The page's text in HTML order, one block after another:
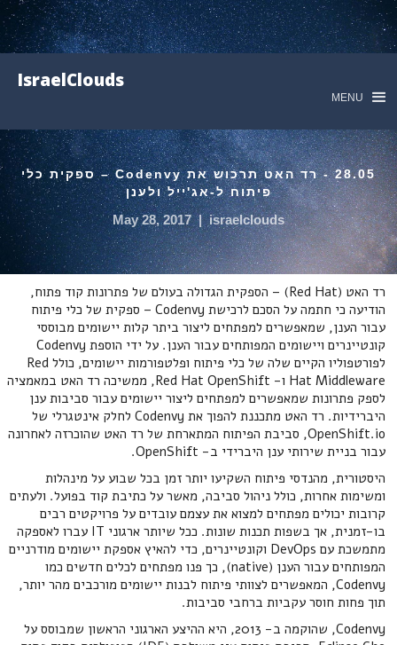
IsraelClouds
MENU
28.05 - רד האט תרכוש את Codenvy – ספקית כלי
פיתוח ל-אג'ייל ולענן
israelclouds
|
May 28, 2017
רד האט (Red Hat) – הספקית הגדולה בעולם של פתרונות קוד פתוח,
הודיעה כי חתמה על הסכם לרכישת Codenvy – ספקית של כלי פיתוח
עבור הענן, שמאפשרים למפתחים ליצור ביתר קלות יישומים מבוססי
קונטיינרים ויישומים המפותחים עבור הענן. על ידי הוספת Codenvy
לפורטפוליו הקיים שלה של כלי פיתוח ופלטפורמות יישומים, כולל Red
Hat Middleware ו- Red Hat OpenShift, ממשיכה רד האט במאמציה
לספק פתרונות שמאפשרים למפתחים ליצור יישומים עבור סביבות ענן
היברידיות. רד האט מתכננת להפוך את Codenvy לחלק אינטגרלי של
OpenShift.io, סביבת הפיתוח המתארחת של רד האט שהוכרזה לאחרונה
עבור בניית שירותי ענן היברידי ב- OpenShift.
היסטורית, מהנדסי פיתוח השקיעו יותר זמן בכל שבוע על מינהלות
ומשימות אחרות, כולל ניהול סביבה, מאשר על כתיבת קוד בפועל. ולעתים
קרובות יכולים מפתחים למצוא את עצמם עובדים על פרויקטים רבים
בו-זמנית, אך בשפות תכנות שונות. ככל שיותר ארגוני IT עברו לאספקה
מתמשכת עם DevOps וקונטיינרים, כדי להאיץ אספקת יישומים מודרניים
המפותחים עבור הענן (native), כך פנו מפתחים לכלים חדשים כמו
Codenvy, המאפשרים לצוותי פיתוח לבנות יישומים מורכבים מהר יותר,
תוך פחות חוסר עקביות ברחבי סביבות.
Codenvy, שהוקמה ב- 2013, היא ההיצע הארגוני הראשון שמבוסס על